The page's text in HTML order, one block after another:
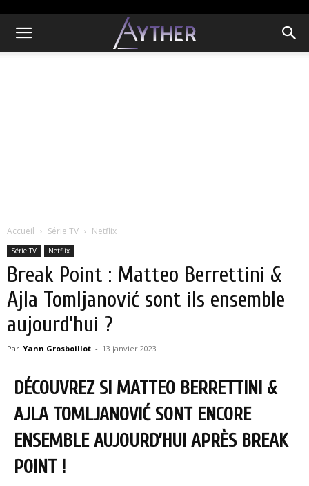
Accueil Série TV Netflix
Série TV Netflix
Break Point : Matteo Berrettini &
Ajla Tomljanović sont ils ensemble
aujourd’hui ?
Par Yann Grosboillot - 13 janvier 2023
DÉCOUVREZ SI MATTEO BERRETTINI &
AJLA TOMLJANOVIĆ SONT ENCORE
ENSEMBLE AUJOURD’HUI APRÈS BREAK
POINT !